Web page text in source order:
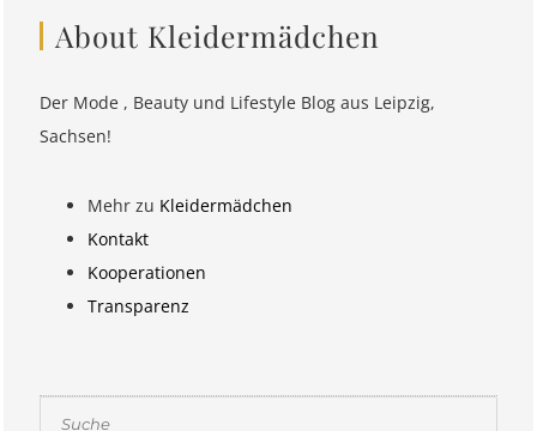
About Kleidermädchen
Der Mode , Beauty und Lifestyle Blog aus Leipzig,
Sachsen!
Mehr zu Kleidermädchen
Kontakt
Kooperationen
Transparenz